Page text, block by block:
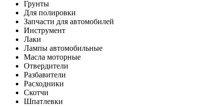
Грунты
Для полировки
Запчасти для автомобилей
Инструмент
Лаки
Лампы автомобильные
Масла моторные
Отвердители
Разбавители
Расходники
Скотчи
Шпатлевки